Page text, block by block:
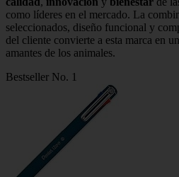
como líderes en el mercado. La
seleccionados, diseño funcional y
del cliente convierte a esta marca en
amantes de los animales.
Bestseller No. 1